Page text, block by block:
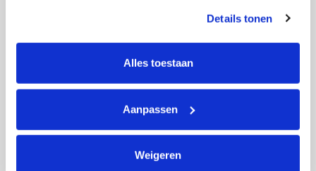
tonen. Je kunt je toestemming op elk moment wijzigen of
intrekken via Cookie instellingen onderaan de pagina. De
lijst met cookies is te vinden in het tabblad “details”.
Details tonen
Alles toestaan
Aanpassen
Weigeren